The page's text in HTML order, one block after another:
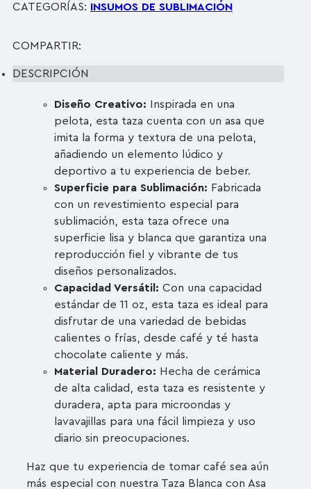
CATEGORÍAS: INSUMOS DE SUBLIMACIÓN
COMPARTIR:
DESCRIPCIÓN
Diseño Creativo: Inspirada en una
pelota, esta taza cuenta con un asa que
imita la forma y textura de una pelota,
añadiendo un elemento lúdico y
deportivo a tu experiencia de beber.
Superficie para Sublimación: Fabricada
con un revestimiento especial para
sublimación, esta taza ofrece una
superficie lisa y blanca que garantiza una
reproducción fiel y vibrante de tus
diseños personalizados.
Capacidad Versátil: Con una capacidad
estándar de 11 oz, esta taza es ideal para
disfrutar de una variedad de bebidas
calientes o frías, desde café y té hasta
chocolate caliente y más.
Material Duradero: Hecha de cerámica
de alta calidad, esta taza es resistente y
duradera, apta para microondas y
lavavajillas para una fácil limpieza y uso
diario sin preocupaciones.
Haz que tu experiencia de tomar café sea aún
más especial con nuestra Taza Blanca con Asa